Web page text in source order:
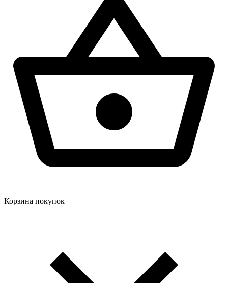
Корзина покупок